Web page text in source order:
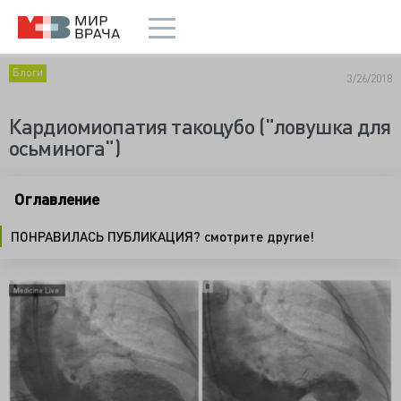
Блоги 3/26/2018
Кардиомиопатия такоцубо ("ловушка для
осьминога")
Оглавление
ПОНРАВИЛАСЬ ПУБЛИКАЦИЯ? смотрите другие!